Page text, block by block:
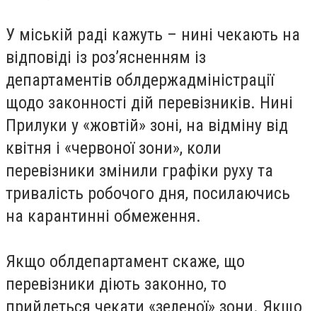
У міській раді кажуть – нині чекають на
відповіді із роз’ясненням із
департаментів облдержадміністрації
щодо законності дій перевізників. Нині
Прилуки у «жовтій» зоні, на відміну від
квітня і «червоної зони», коли
перевізники змінили графіки руху та
тривалість робочого дня, посилаючись
на карантинні обмеження.
Якщо облдепартамент скаже, що
перевізники діють законно, то
прийдеться чекати «зеленої» зони. Якщо